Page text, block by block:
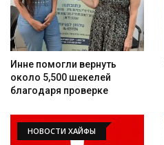
Инне помогли вернуть
около 5,500 шекелей
благодаря проверке
НОВОСТИ ХАЙФЫ